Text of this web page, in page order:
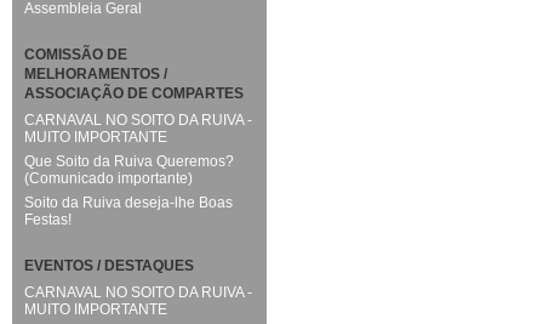
Assembleia Geral
COMISSÃO DE
MELHORAMENTOS /
ASSOCIAÇÃO DE COMPARTES
CARNAVAL NO SOITO DA RUIVA -
MUITO IMPORTANTE
Que Soito da Ruiva Queremos?
(Comunicado importante)
Soito da Ruiva deseja-lhe Boas
Festas!
EVENTOS / DESTAQUES
CARNAVAL NO SOITO DA RUIVA -
MUITO IMPORTANTE